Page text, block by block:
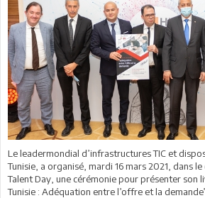
Le leadermondial d’infrastructures TIC et
Tunisie, a organisé, mardi 16 mars 2021, dans
Talent Day, une cérémonie pour présenter son
Tunisie : Adéquation entre l’offre et la